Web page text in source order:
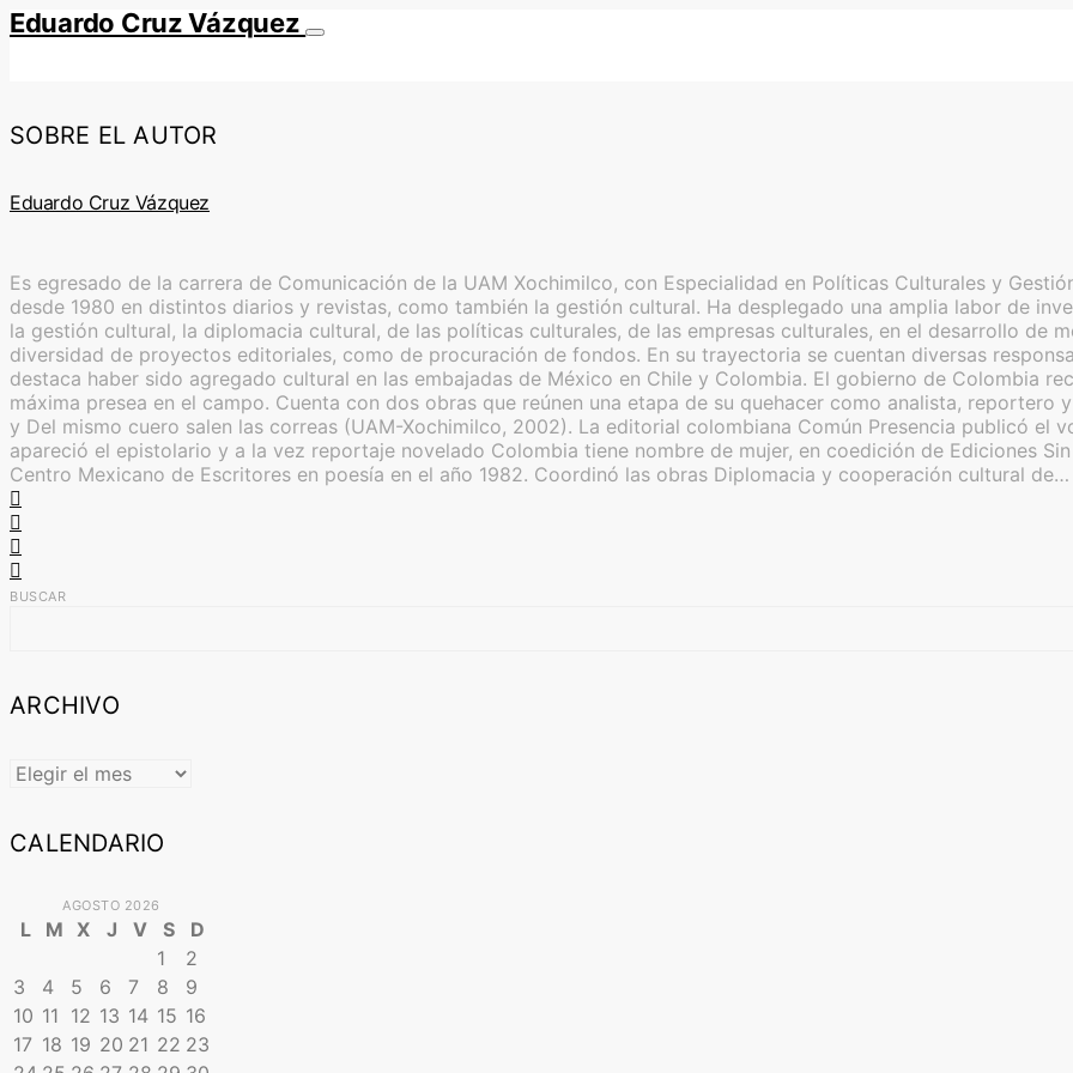
Eduardo Cruz Vázquez
SOBRE EL AUTOR
Eduardo Cruz Vázquez
Es egresado de la carrera de Comunicación de la UAM Xochimilco, con Especialidad en Políticas Culturales y
desde 1980 en distintos diarios y revistas, como también la gestión cultural. Ha desplegado una amplia labor de
la gestión cultural, la diplomacia cultural, de las políticas culturales, de las empresas culturales, en el desarrollo de
diversidad de proyectos editoriales, como de procuración de fondos. En su trayectoria se cuentan diversas
destaca haber sido agregado cultural en las embajadas de México en Chile y Colombia. El gobierno de Colombia
máxima presea en el campo. Cuenta con dos obras que reúnen una etapa de su quehacer como analista, reportero
y Del mismo cuero salen las correas (UAM-Xochimilco, 2002). La editorial colombiana Común Presencia publicó el
apareció el epistolario y a la vez reportaje novelado Colombia tiene nombre de mujer, en coedición de Ediciones
Centro Mexicano de Escritores en poesía en el año 1982. Coordinó las obras Diplomacia y cooperación cultural de…
BUSCAR
ARCHIVO
ARCHIVO
CALENDARIO
AGOSTO 2026
L M X J V S
D
1
2
3
4 5 6 7 8
9
10 11 12 13 14 15 16
17 18 19 20 21 22 23